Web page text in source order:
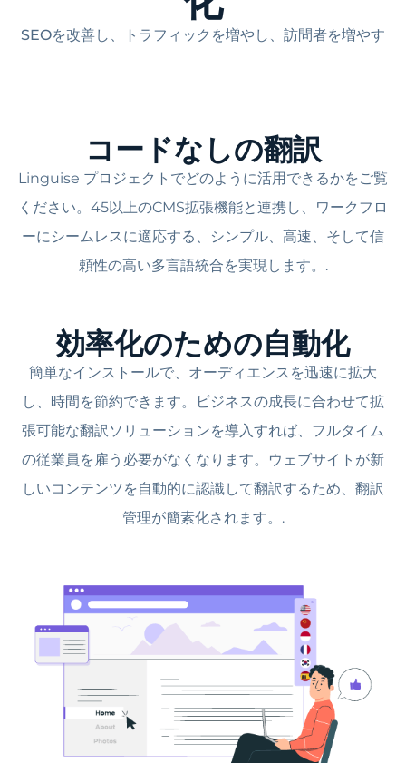
SEOを改善し、トラフィックを増やし、訪問者を増やす
コードなしの翻訳
Linguise プロジェクトでどのように活用できるかをご覧
ください。45以上のCMS拡張機能と連携し、ワークフロ
ーにシームレスに適応する、シンプル、高速、そして信
頼性の高い多言語統合を実現します。.
効率化のための自動化
簡単なインストールで、オーディエンスを迅速に拡大
し、時間を節約できます。ビジネスの成長に合わせて拡
張可能な翻訳ソリューションを導入すれば、フルタイム
の従業員を雇う必要がなくなります。ウェブサイトが新
しいコンテンツを自動的に認識して翻訳するため、翻訳
管理が簡素化されます。.